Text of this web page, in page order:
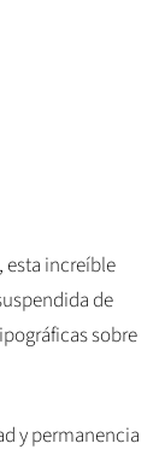
esta increíble
de
sobre
y permanencia